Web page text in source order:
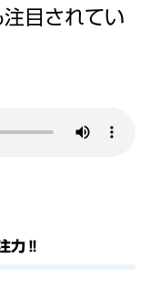
目されてい
力‼